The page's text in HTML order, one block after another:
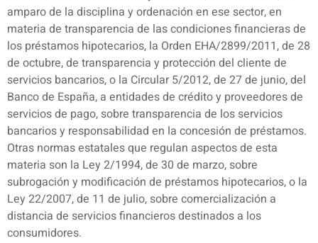
amparo de la disciplina y ordenación en ese sector, en
materia de transparencia de las condiciones financieras de
los préstamos hipotecarios, la Orden EHA/2899/2011, de 28
de octubre, de transparencia y protección del cliente de
servicios bancarios, o la Circular 5/2012, de 27 de junio, del
Banco de España, a entidades de crédito y proveedores de
servicios de pago, sobre transparencia de los servicios
bancarios y responsabilidad en la concesión de préstamos.
Otras normas estatales que regulan aspectos de esta
materia son la Ley 2/1994, de 30 de marzo, sobre
subrogación y modificación de préstamos hipotecarios, o la
Ley 22/2007, de 11 de julio, sobre comercialización a
distancia de servicios financieros destinados a los
consumidores.